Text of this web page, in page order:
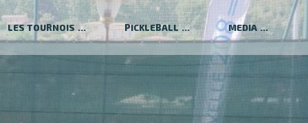
LES TOURNOIS PICKLEBALL MEDIA